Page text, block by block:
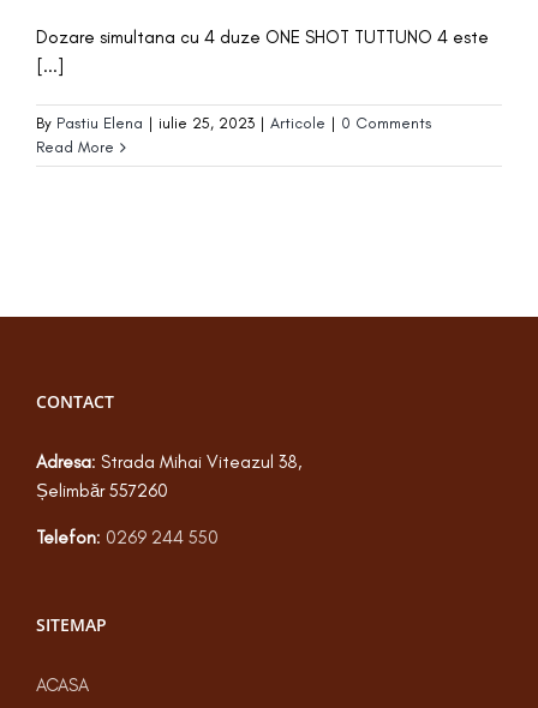
Dozare simultana cu 4 duze ONE SHOT TUTTUNO 4 este
[...]
By Pastiu Elena | iulie 25, 2023 | Articole | 0 Comments
Read More
CONTACT
Adresa: Strada Mihai Viteazul 38,
Șelimbăr 557260
Telefon: 0269 244 550
SITEMAP
ACASA